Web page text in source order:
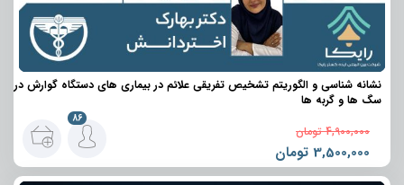
نشانه شناسی و الگوریتم تشخیص تفریقی علائم در بیماری های دستگاه گوارش در
سگ ها و گربه ها
4,900,000 تومان
3,500,000 تومان
86